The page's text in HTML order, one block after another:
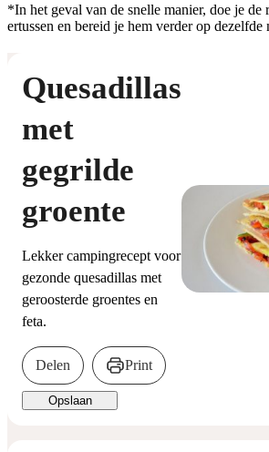
*In het geval van de snelle manier, doe je de
ertussen en bereid je hem verder op dezelfde
Quesadillas
met
gegrilde
groente
Lekker campingrecept voor
gezonde quesadillas met
geroosterde groentes en
feta.
Delen Print
Opslaan